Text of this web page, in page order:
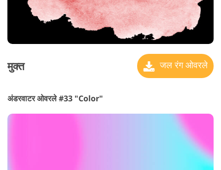
मुक्त जल रंग ओवरले
अंडरवाटर ओवरले #33 "Color"